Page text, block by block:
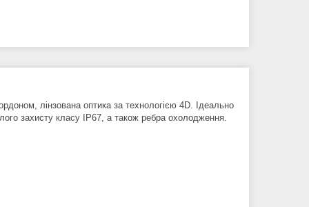
лінзована оптика за технологією 4D. Ідеально
захисту класу IP67, а також ребра охолодження.